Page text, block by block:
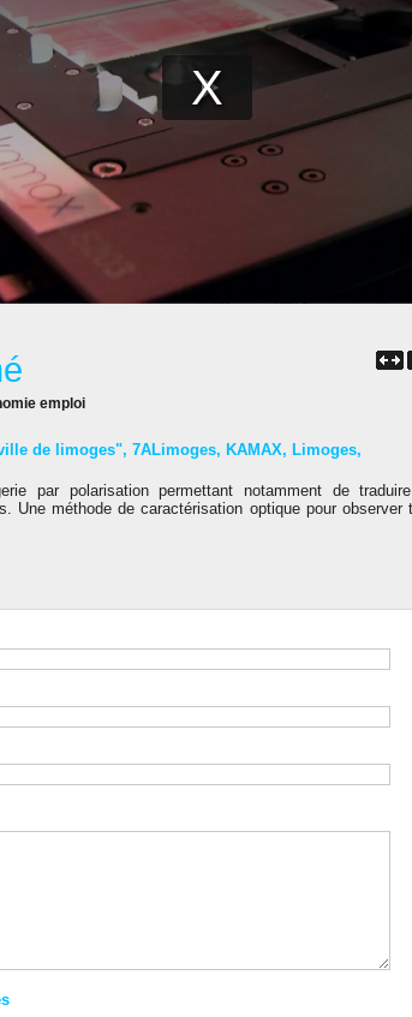
emploi
de limoges", 7ALimoges, KAMAX, Limoges,
par polarisation permettant notamment de
Une méthode de caractérisation optique pour observer